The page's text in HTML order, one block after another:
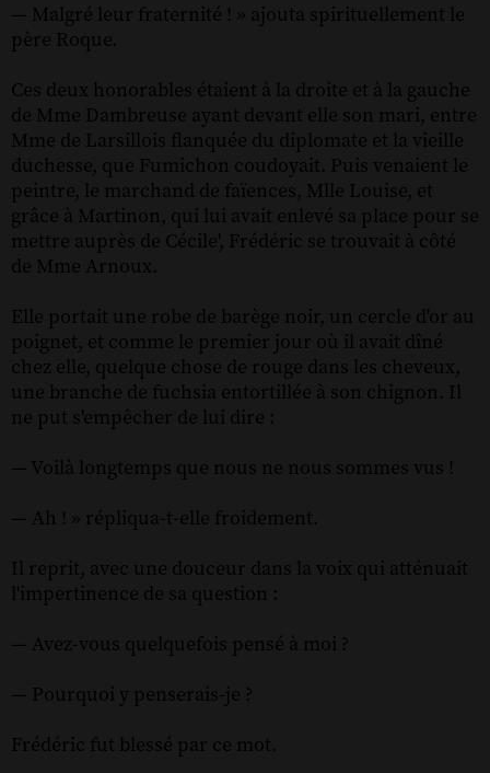
— Malgré leur fraternité ! » ajouta spirituellement le
père Roque.
Ces deux honorables étaient à la droite et à la gauche
de Mme Dambreuse ayant devant elle son mari, entre
Mme de Larsillois flanquée du diplomate et la vieille
duchesse, que Fumichon coudoyait. Puis venaient le
peintre, le marchand de faïences, Mlle Louise, et
grâce à Martinon, qui lui avait enlevé sa place pour se
mettre auprès de Cécile', Frédéric se trouvait à côté
de Mme Arnoux.
Elle portait une robe de barège noir, un cercle d'or au
poignet, et comme le premier jour où il avait dîné
chez elle, quelque chose de rouge dans les cheveux,
une branche de fuchsia entortillée à son chignon. Il
ne put s'empêcher de lui dire :
— Voilà longtemps que nous ne nous sommes vus !
— Ah ! » répliqua-t-elle froidement.
Il reprit, avec une douceur dans la voix qui atténuait
l'impertinence de sa question :
— Avez-vous quelquefois pensé à moi ?
— Pourquoi y penserais-je ?
Frédéric fut blessé par ce mot.